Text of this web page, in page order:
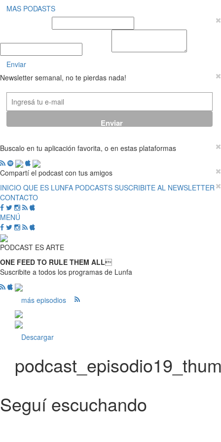
MAS PODASTS
Enviar
Newsletter semanal, no te pierdas nada!
Buscalo en tu aplicación favorita, o en estas plataformas
Compartí el podcast con tus amigos
INICIO QUE ES LUNFA PODCASTS SUSCRIBITE AL NEWSLETTER
CONTACTO
MENÚ
PODCAST ES ARTE
ONE FEED TO RULE THEM ALL
Suscribite a todos los programas de Lunfa
más episodios
Descargar
Seguí escuchando